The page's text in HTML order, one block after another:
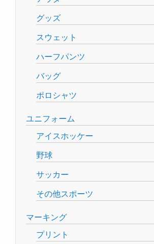
グッズ
スウェット
ハーフパンツ
バッグ
ポロシャツ
ユニフォーム
アイスホッケー
野球
サッカー
その他スポーツ
マーキング
プリント